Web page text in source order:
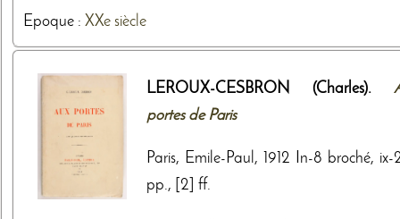
Epoque : XXe siècle
LEROUX-CESBRON (Charles).
portes de Paris
Paris, Emile-Paul, 1912 In-8 broché, ix-
pp., [2] ff.